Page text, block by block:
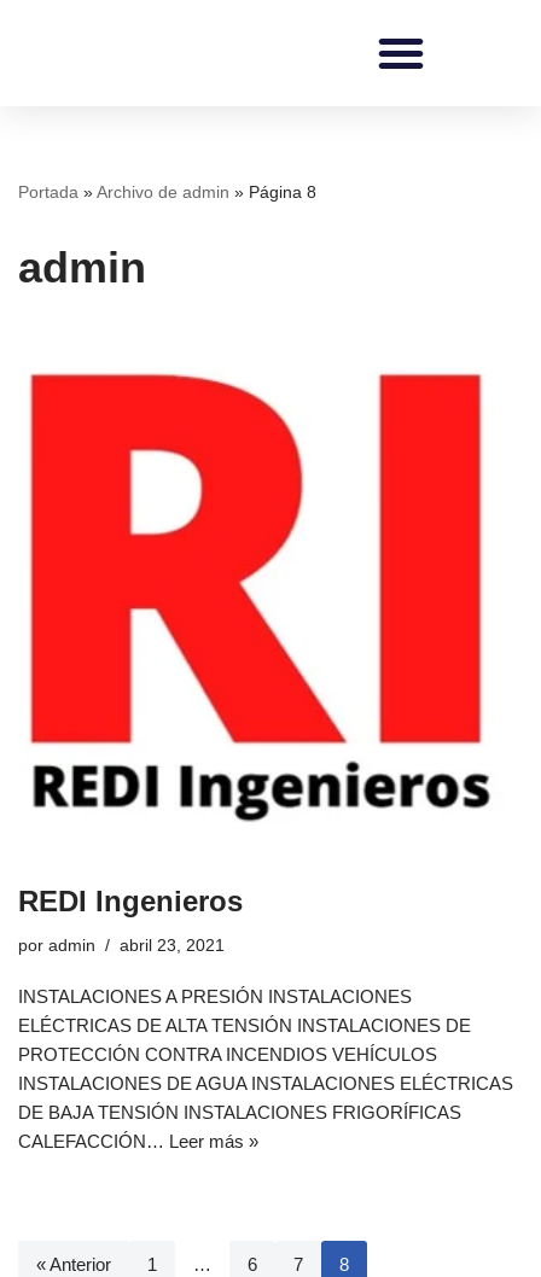
Portada »Archivo de admin » Página 8
admin
REDI Ingenieros
por admin abril 23, 2021
INSTALACIONES A PRESIÓN INSTALACIONES
ELÉCTRICAS DE ALTA TENSIÓN INSTALACIONES DE
PROTECCIÓN CONTRA INCENDIOS VEHÍCULOS
INSTALACIONES DE AGUA INSTALACIONES ELÉCTRICAS
DE BAJA TENSIÓN INSTALACIONES FRIGORÍFICAS
CALEFACCIÓN… Leer más »
« Anterior 1 … 6 7 8